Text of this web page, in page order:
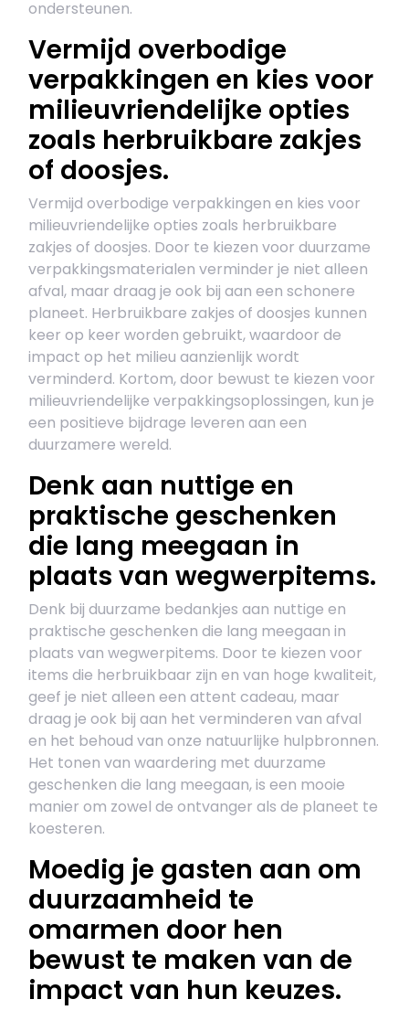
ondersteunen.
Vermijd overbodige
verpakkingen en kies voor
milieuvriendelijke opties
zoals herbruikbare zakjes
of doosjes.
Vermijd overbodige verpakkingen en kies voor
milieuvriendelijke opties zoals herbruikbare
zakjes of doosjes. Door te kiezen voor duurzame
verpakkingsmaterialen verminder je niet alleen
afval, maar draag je ook bij aan een schonere
planeet. Herbruikbare zakjes of doosjes kunnen
keer op keer worden gebruikt, waardoor de
impact op het milieu aanzienlijk wordt
verminderd. Kortom, door bewust te kiezen voor
milieuvriendelijke verpakkingsoplossingen, kun je
een positieve bijdrage leveren aan een
duurzamere wereld.
Denk aan nuttige en
praktische geschenken
die lang meegaan in
plaats van wegwerpitems.
Denk bij duurzame bedankjes aan nuttige en
praktische geschenken die lang meegaan in
plaats van wegwerpitems. Door te kiezen voor
items die herbruikbaar zijn en van hoge kwaliteit,
geef je niet alleen een attent cadeau, maar
draag je ook bij aan het verminderen van afval
en het behoud van onze natuurlijke hulpbronnen.
Het tonen van waardering met duurzame
geschenken die lang meegaan, is een mooie
manier om zowel de ontvanger als de planeet te
koesteren.
Moedig je gasten aan om
duurzaamheid te
omarmen door hen
bewust te maken van de
impact van hun keuzes.